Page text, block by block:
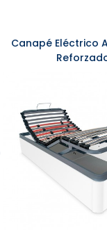
Canapé Eléctrico